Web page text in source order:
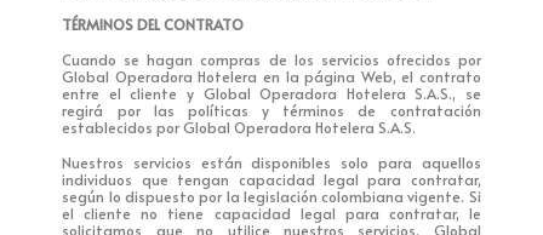
TÉRMINOS DEL CONTRATO
Cuando se hagan compras de los servicios ofrecidos por
Global Operadora Hotelera en la página Web, el contrato
entre el cliente y Global Operadora Hotelera S.A.S., se
regirá por las políticas y términos de contratación
establecidos por Global Operadora Hotelera S.A.S.
Nuestros servicios están disponibles solo para aquellos
individuos que tengan capacidad legal para contratar,
según lo dispuesto por la legislación colombiana vigente. Si
el cliente no tiene capacidad legal para contratar, le
solicitamos que no utilice nuestros servicios. Global